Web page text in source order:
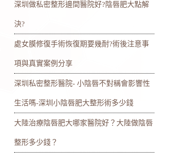
深圳做私密整形邊間醫院好?陰唇肥大點解
決?
處女膜修復手術恢復期要幾耐?術後注意事
項與真實案例分享
深圳私密整形醫院- 小陰唇不對稱會影響性
生活嗎-深圳小陰唇肥大整形術多少錢
大陸治療陰唇肥大哪家醫院好？大陸做陰唇
整形多少錢？